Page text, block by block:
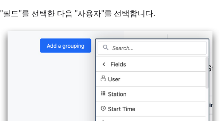
"필드"를 선택한 다음 "사용자"를 선택합니다.